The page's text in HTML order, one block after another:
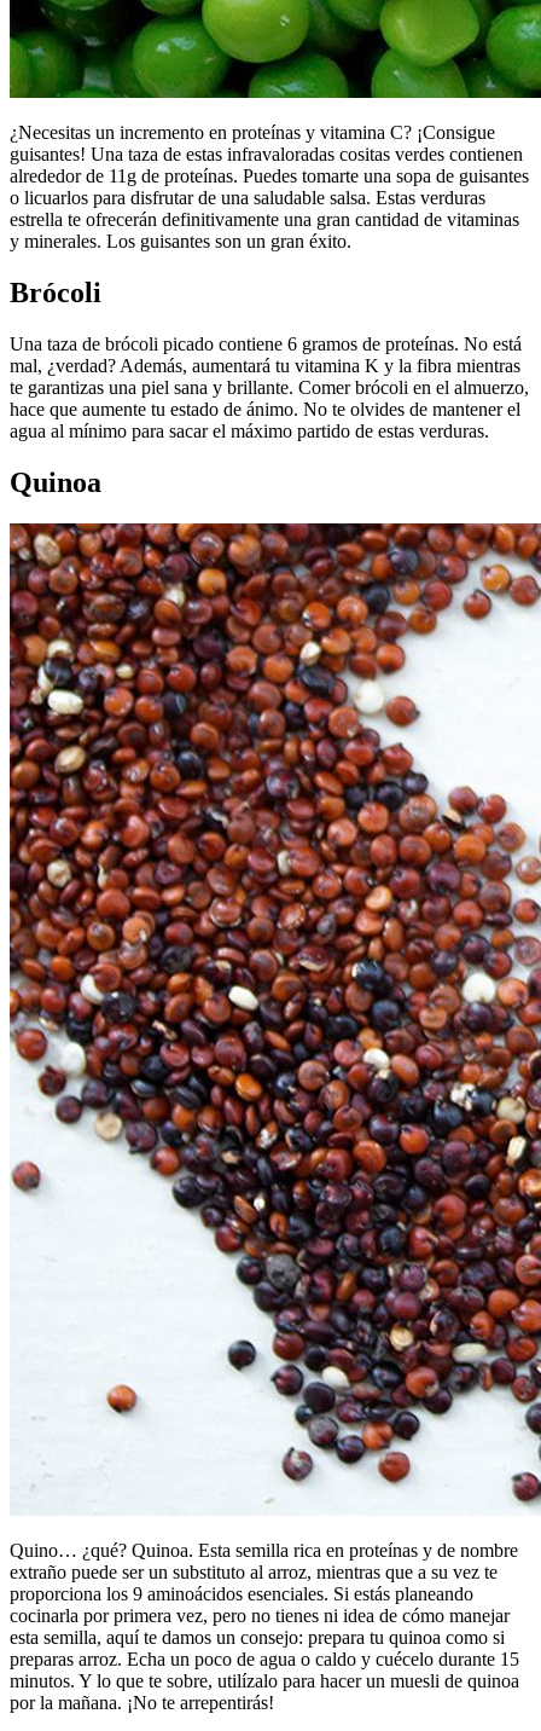
¿Necesitas un incremento en proteínas y vitamina C? ¡Consigue
guisantes! Una taza de estas infravaloradas cositas verdes contienen
alrededor de 11g de proteínas. Puedes tomarte una sopa de guisantes
o licuarlos para disfrutar de una saludable salsa. Estas verduras
estrella te ofrecerán definitivamente una gran cantidad de vitaminas
y minerales. Los guisantes son un gran éxito.
Brócoli
Una taza de brócoli picado contiene 6 gramos de proteínas. No está
mal, ¿verdad? Además, aumentará tu vitamina K y la fibra mientras
te garantizas una piel sana y brillante. Comer brócoli en el almuerzo,
hace que aumente tu estado de ánimo. No te olvides de mantener el
agua al mínimo para sacar el máximo partido de estas verduras.
Quinoa
Quino… ¿qué? Quinoa. Esta semilla rica en proteínas y de nombre
extraño puede ser un substituto al arroz, mientras que a su vez te
proporciona los 9 aminoácidos esenciales. Si estás planeando
cocinarla por primera vez, pero no tienes ni idea de cómo manejar
esta semilla, aquí te damos un consejo: prepara tu quinoa como si
preparas arroz. Echa un poco de agua o caldo y cuécelo durante 15
minutos. Y lo que te sobre, utilízalo para hacer un muesli de quinoa
por la mañana. ¡No te arrepentirás!